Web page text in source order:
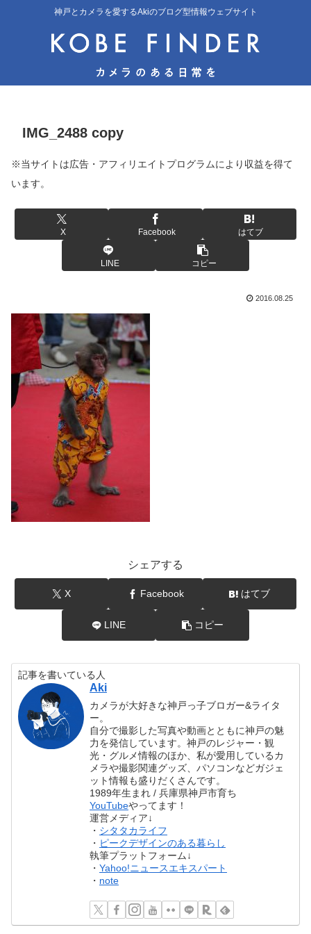
神戸とカメラを愛するAkiのブログ型情報ウェブサイト
IMG_2488 copy
※当サイトは広告・アフィリエイトプログラムにより収益を得て
います。
X Facebook はてブ
LINE コピー
2016.08.25
シェアする
X Facebook はてブ
LINE コピー
記事を書いている人
Aki
カメラが大好きな神戸っ子ブロガー&ライタ
ー。
自分で撮影した写真や動画とともに神戸の魅
力を発信しています。神戸のレジャー・観
光・グルメ情報のほか、私が愛用しているカ
メラや撮影関連グッズ、パソコンなどガジェ
ット情報も盛りだくさんです。
1989年生まれ / 兵庫県神戸市育ち
YouTubeやってます！
運営メディア↓
・ シタタカライフ
・ ピークデザインのある暮らし
執筆プラットフォーム↓
・Yahoo!ニュースエキスパート
・ note